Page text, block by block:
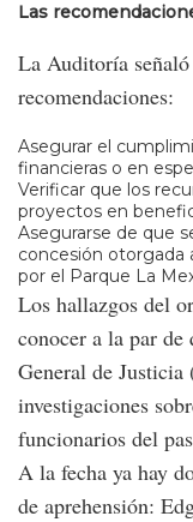
Las
La Auditoría
recomendaciones:
Asegurar el
financieras o en
Verificar que los
proyectos en
Asegurarse de que
concesión otorgada
por el Parque La
Los hallazgos del
conocer a la par
General de
investigaciones
funcionarios del
A la fecha ya hay
de aprehensión: